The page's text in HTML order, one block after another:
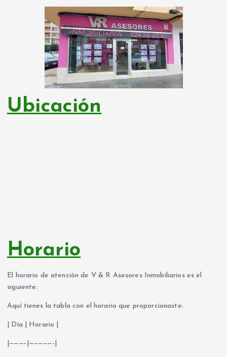
Ubicación
Horario
El horario de atención de V & R Asesores Inmobiliarios es el
siguiente:
Aquí tienes la tabla con el horario que proporcionaste:
| Día | Horario |
|———–|—————-|